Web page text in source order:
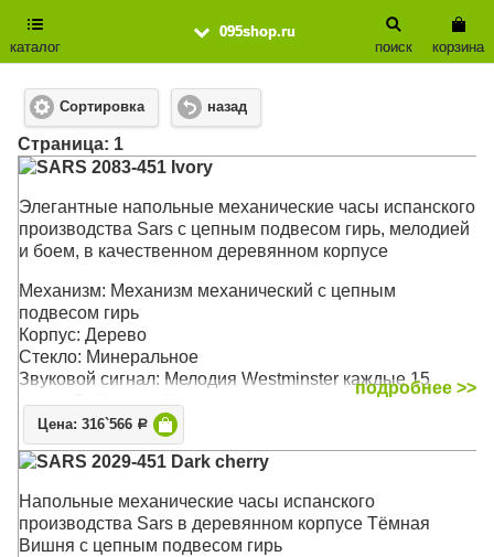
095shop.ru
каталог
корзина
поиск
Сортировка назад
Cтраница: 1
SARS 2083-451 Ivory
Элегантные напольные механические часы испанского
производства Sars с цепным подвесом гирь, мелодией
и боем, в качественном деревянном корпусе
Механизм: Механизм механический с цепным
подвесом гирь
Корпус: Дерево
Стекло: Минеральное
Звуковой сигнал: Мелодия Westminster каждые 15
минут. Бой каждый час
Размер: 195 х 49 х 25 см
подробнее >>
Цена: 316`566 Р
SARS 2029-451 Dark cherry
Напольные механические часы испанского
производства Sars в деревянном корпусе Тёмная
Вишня с цепным подвесом гирь